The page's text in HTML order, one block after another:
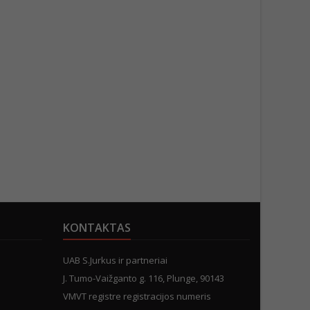
KONTAKTAS
UAB S.Jurkus ir partneriai
J. Tumo-Vaižganto g. 116, Plunge, 90143
VMVT registre registracijos numeris